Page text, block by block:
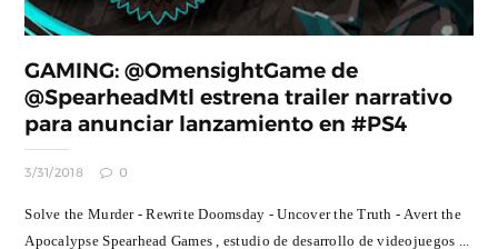
GAMING: @OmensightGame de
@SpearheadMtl estrena trailer narrativo
para anunciar lanzamiento en #PS4
3/31/2018 0
Solve the Murder - Rewrite Doomsday - Uncover the Truth - Avert the
Apocalypse Spearhead Games , estudio de desarrollo de videojuegos ...